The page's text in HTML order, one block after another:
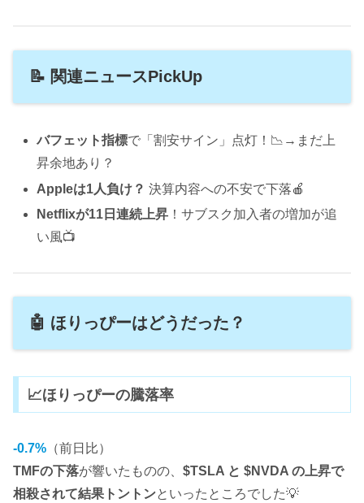
📝 関連ニュースPickUp
バフェット指標で「割安サイン」点灯！📉→まだ上
昇余地あり？
Appleは1人負け？ 決算内容への不安で下落🍎
Netflixが11日連続上昇 ！サブスク加入者の増加が追
い風📺
🤖 ほりっぴーはどうだった？
📈ほりっぴーの騰落率
-0.7% （前日比）
TMFの下落が響いたものの、 $TSLA と $NVDA の上昇で
相殺されて結果トントンといったところでした💡